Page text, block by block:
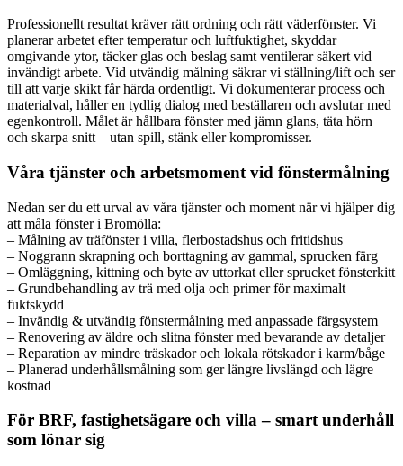
Professionellt resultat kräver rätt ordning och rätt väderfönster. Vi
planerar arbetet efter temperatur och luftfuktighet, skyddar
omgivande ytor, täcker glas och beslag samt ventilerar säkert vid
invändigt arbete. Vid utvändig målning säkrar vi ställning/lift och ser
till att varje skikt får härda ordentligt. Vi dokumenterar process och
materialval, håller en tydlig dialog med beställaren och avslutar med
egenkontroll. Målet är hållbara fönster med jämn glans, täta hörn
och skarpa snitt – utan spill, stänk eller kompromisser.
Våra tjänster och arbetsmoment vid fönstermålning
Nedan ser du ett urval av våra tjänster och moment när vi hjälper dig
att måla fönster i Bromölla:
– Målning av träfönster i villa, flerbostadshus och fritidshus
– Noggrann skrapning och borttagning av gammal, sprucken färg
– Omläggning, kittning och byte av uttorkat eller sprucket fönsterkitt
– Grundbehandling av trä med olja och primer för maximalt
fuktskydd
– Invändig & utvändig fönstermålning med anpassade färgsystem
– Renovering av äldre och slitna fönster med bevarande av detaljer
– Reparation av mindre träskador och lokala rötskador i karm/båge
– Planerad underhållsmålning som ger längre livslängd och lägre
kostnad
För BRF, fastighetsägare och villa – smart underhåll
som lönar sig